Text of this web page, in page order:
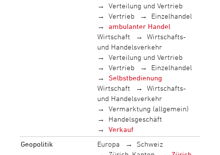
Verteilung und Vertrieb
Vertrieb
Einzelhandel
ambulanter Handel
Wirtschaft
Wirtschafts-
und Handelsverkehr
Verteilung und Vertrieb
Vertrieb
Einzelhandel
Selbstbedienung
Wirtschaft
Wirtschafts-
und Handelsverkehr
Vermarktung (allgemein)
Handelsgeschäft
Verkauf
Geopolitik
Europa
Schweiz